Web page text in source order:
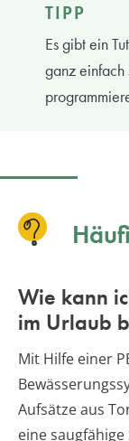
TIPP
Es gibt ein
ganz einfach
Wie kann
im Urlaub
Mit Hilfe einer
Aufsätze aus
eine